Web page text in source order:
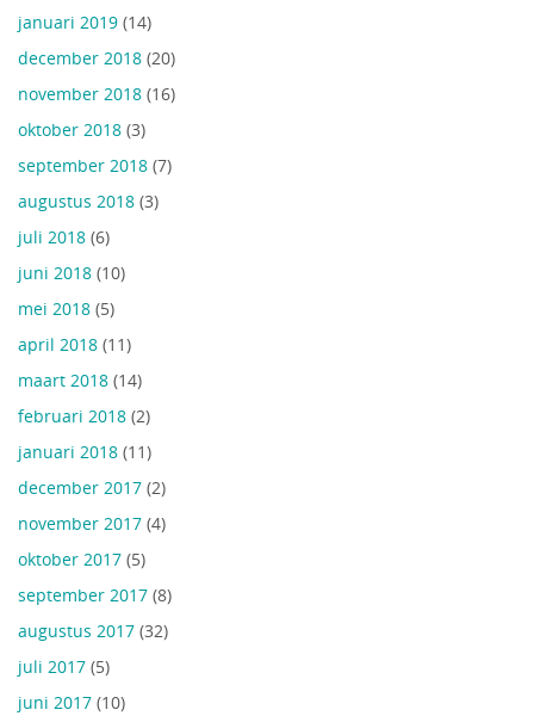
januari 2019 (14)
december 2018 (20)
november 2018 (16)
oktober 2018 (3)
september 2018 (7)
augustus 2018 (3)
juli 2018 (6)
juni 2018 (10)
mei 2018 (5)
april 2018 (11)
maart 2018 (14)
februari 2018 (2)
januari 2018 (11)
december 2017 (2)
november 2017 (4)
oktober 2017 (5)
september 2017 (8)
augustus 2017 (32)
juli 2017 (5)
juni 2017 (10)